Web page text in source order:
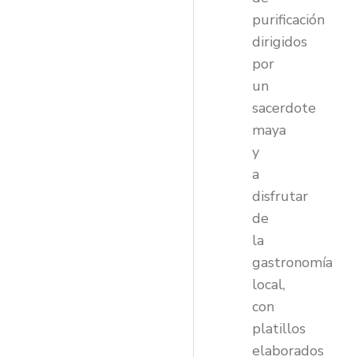
purificación
dirigidos
por
un
sacerdote
maya
y
a
disfrutar
de
la
gastronomía
local,
con
platillos
elaborados